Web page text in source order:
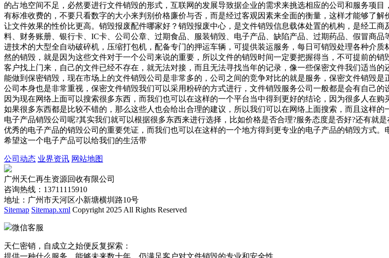
的占地空间不足，必然要进行文件销毁的形式，互联网的发展导致据企业的需求来挑选相应的公司和服务项
有标准收费的，不要只看数字的大小来判别价格廉价与否，而是经过客观因素来全面的衡量，这样才能够了
让文件效果的性价比更高。销毁报废配件哪家好？销毁报废中心，是文件销毁信息载体处置的机构，是经工
料、财务账册、银行卡、IC卡、公司公章、过期食品、服装销毁、电子产品、缺陷产品、过期药品、假冒商
进技术的大型全自动破碎机，压缩打包机，配备专门的押运车辆，可提供装运服务，每日可销毁处理各种介
然的销毁，就是因为这些文件对于一个公司来说的重要，所以文件的销毁时间一定要把握得当，不可提前的
客户找上门来，自己的文件已经不存在，就无法对接，而且无法寻找当年的记录，像一些保密文件我们适当
能做到保密销毁，现在市场上的文件销毁公司是非常多的，公司之间的竞争对比的就是服务，保密文件销毁
公司本身也是非常重视，保密文件销毁我们可以采用粉碎的方式进行，文件销毁服务公司一般都是会有自己
因为现在网络上面可以搜索很多东西，而我们也可以在这样的一个平台当中得到更好的结论，因为很多人在
如果很多东西都是比较不错的，那么这些人也会给出合理的建议，所以我们可以在网络上面搜索，而且这样
电子产品销毁公司呢?其实我们就可以根据很多东西来进行选择，比如价格是否合理?服务态度是否好?还有就
优秀的电子产品的销毁公司的重要凭证，而我们也可以在这样的一个地方得到更专业的电子产品的销毁方式
希望这一个电子产品可以给我们的生活带
公司动态 业界资讯 网站地图
广州天仁再生资源回收有限公司
咨询热线：13711115910
地址：广州市天河区小新塘横圳路10号
Sitemap Sitemap.xml Copyright 2025 All Rights Reserved
微信客服
天仁密销，自成立之始便反复探索：